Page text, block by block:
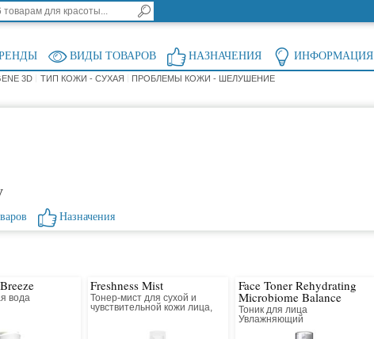
ВИДЫ ТОВАРОВ НАЗНАЧЕНИЯ ИНФОРМАЦИЯ
3D ТИП КОЖИ - СУХАЯ ПРОБЛЕМЫ КОЖИ - ШЕЛУШЕНИЕ
Назначения
вода
Freshness Mist
Тонер-мист для сухой и
чувствительной кожи лица,
Face Toner Rehydrating
Microbiome Balance
Тоник для лица
Увлажняющий
Восстановление микробиома